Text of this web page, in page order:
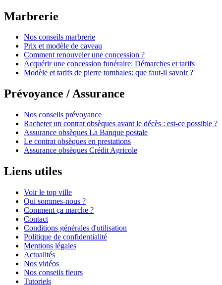
Marbrerie
Nos conseils marbrerie
Prix et modèle de caveau
Comment renouveler une concession ?
Acquérir une concession funéraire: Démarches et tarifs
Modèle et tarifs de pierre tombales: que faut-il savoir ?
Prévoyance / Assurance
Nos conseils prévoyance
Racheter un contrat obsèques avant le décès : est-ce possible ?
Assurance obsèques La Banque postale
Le contrat obsèques en prestations
Assurance obsèques Crédit Agricole
Liens utiles
Voir le top ville
Qui sommes-nous ?
Comment ça marche ?
Contact
Conditions générales d'utilisation
Politique de confidentialité
Mentions légales
Actualités
Nos vidéos
Nos conseils fleurs
Tutoriels